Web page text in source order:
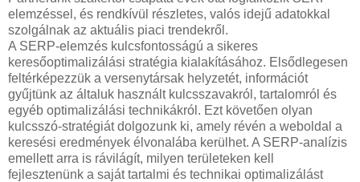
elemzéssel, és rendkívül részletes, valós idejű adatokkal
szolgálnak az aktuális piaci trendekről.
A SERP-elemzés kulcsfontosságú a sikeres
keresőoptimalizálási stratégia kialakításához. Elsődlegesen
feltérképezzük a versenytársak helyzetét, információt
gyűjtünk az általuk használt kulcsszavakról, tartalomról és
egyéb optimalizálási technikákról. Ezt követően olyan
kulcsszó-stratégiát dolgozunk ki, amely révén a weboldal a
keresési eredmények élvonalába kerülhet. A SERP-analízis
emellett arra is rávilágít, milyen területeken kell
fejlesztenünk a saját tartalmi és technikai optimalizálást